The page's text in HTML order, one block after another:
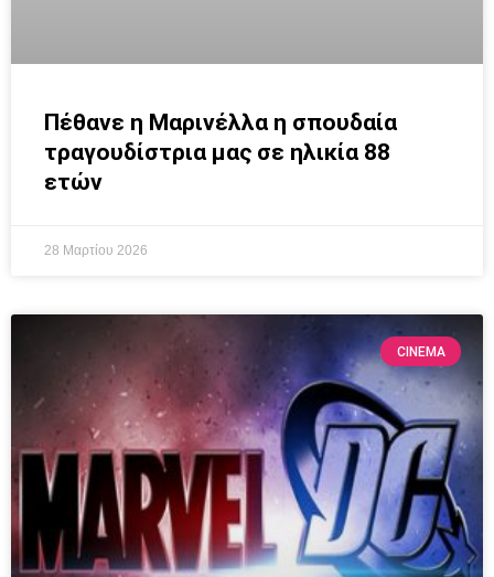
Πέθανε η Μαρινέλλα η σπουδαία
τραγουδίστρια μας σε ηλικία 88
ετών
28 Μαρτίου 2026
CINEMA